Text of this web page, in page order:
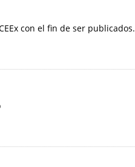
con el fin de ser publicados.